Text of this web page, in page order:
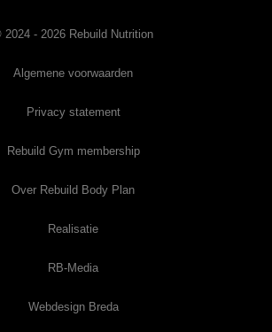
2024 - 2026 Rebuild Nutrition
Algemene voorwaarden
Privacy statement
Rebuild Gym membership
Over Rebuild Body Plan
Realisatie
RB-Media
Webdesign Breda